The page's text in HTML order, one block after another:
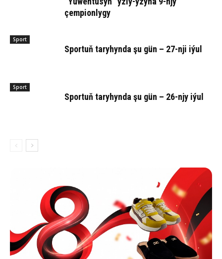
çempionlygy
Sport
Sportuň taryhynda şu gün – 27-nji iýul
Sport
Sportuň taryhynda şu gün – 26-njy iýul